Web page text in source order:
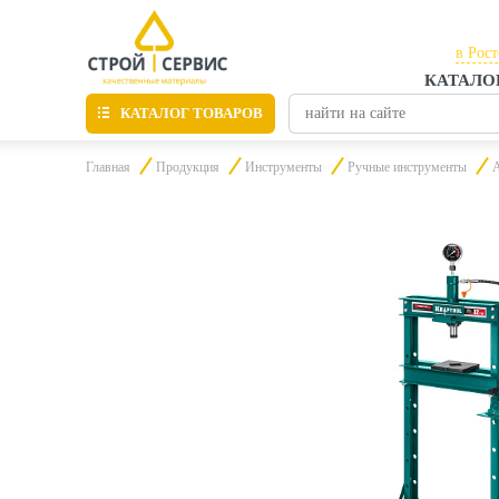
в
в
КАТАЛОГ ТОВАРОВ
Материалы для отделки
Главная Продукция Инструменты Ручные инструменты